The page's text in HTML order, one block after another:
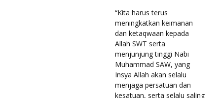
“Kita harus terus
meningkatkan keimanan
dan ketaqwaan kepada
Allah SWT serta
menjunjung tinggi Nabi
Muhammad SAW, yang
Insya Allah akan selalu
menjaga persatuan dan
kesatuan, serta selalu saling